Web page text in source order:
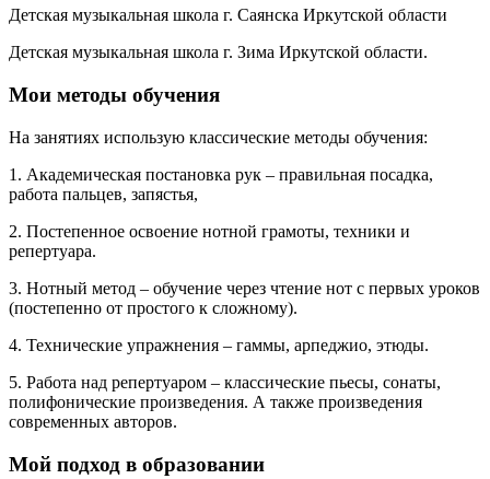
Детская музыкальная школа г. Саянска Иркутской области
Детская музыкальная школа г. Зима Иркутской области.
Мои методы обучения
На занятиях использую классические методы обучения:
1. Академическая постановка рук – правильная посадка,
работа пальцев, запястья,
2. Постепенное освоение нотной грамоты, техники и
репертуара.
3. Нотный метод – обучение через чтение нот с первых уроков
(постепенно от простого к сложному).
4. Технические упражнения – гаммы, арпеджио, этюды.
5. Работа над репертуаром – классические пьесы, сонаты,
полифонические произведения. А также произведения
современных авторов.
Мой подход в образовании